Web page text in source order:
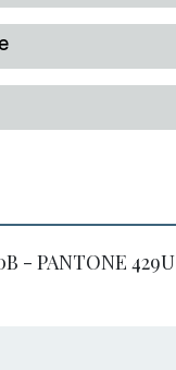
- PANTONE 429U